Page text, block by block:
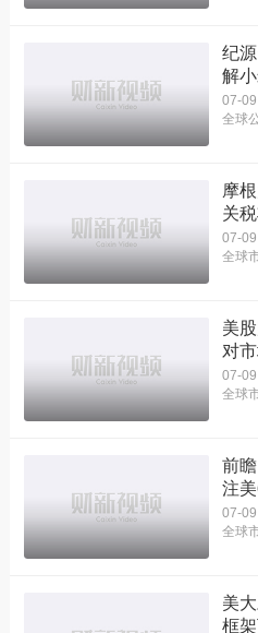
纪
解
07-
全球
摩
关
07-
全球
美
对
07-
全球
前
注
07-
全球
美
框